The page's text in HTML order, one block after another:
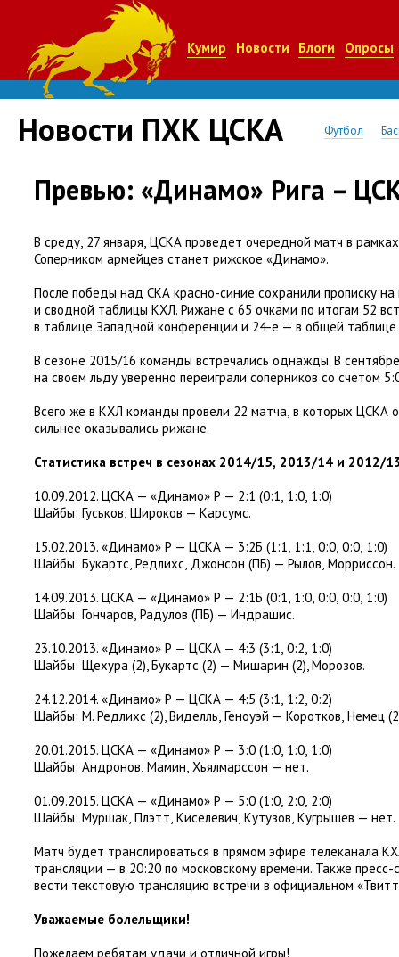
Кумир Новости Блоги Опросы
Новости ПХК ЦСКА Футбол
Превью: «Динамо» Рига –
В среду, 27 января, ЦСКА проведет очередной матч в
Соперником армейцев станет рижское «Динамо».
После победы над СКА красно-синие сохранили прописку
и сводной таблицы КХЛ. Рижане с 65 очками по итогам 52
в таблице Западной конференции и 24-е — в общей таблице
В сезоне 2015/16 команды встречались однажды. В
на своем льду уверенно переиграли соперников со счетом
Всего же в КХЛ команды провели 22 матча, в которых ЦСКА
сильнее оказывались рижане.
Статистика встреч в сезонах 2014/15, 2013/14 и 2012/
10.09.2012. ЦСКА — «Динамо» Р — 2:1 (0:1, 1:0, 1:0)
Шайбы: Гуськов, Широков — Карсумс.
15.02.2013. «Динамо» Р — ЦСКА — 3:2Б (1:1, 1:1, 0:0, 0:0, 1:0)
Шайбы: Букартс, Редлихс, Джонсон (ПБ) — Рылов, Морриссон.
14.09.2013. ЦСКА — «Динамо» Р — 2:1Б (0:1, 1:0, 0:0, 0:0, 1:0)
Шайбы: Гончаров, Радулов (ПБ) — Индрашис.
23.10.2013. «Динамо» Р — ЦСКА — 4:3 (3:1, 0:2, 1:0)
Шайбы: Щехура (2), Букартс (2) — Мишарин (2), Морозов.
24.12.2014. «Динамо» Р — ЦСКА — 4:5 (3:1, 1:2, 0:2)
Шайбы: М. Редлихс (2), Виделль, Геноуэй — Коротков, Немец (
20.01.2015. ЦСКА — «Динамо» Р — 3:0 (1:0, 1:0, 1:0)
Шайбы: Андронов, Мамин, Хьялмарссон — нет.
01.09.2015. ЦСКА — «Динамо» Р — 5:0 (1:0, 2:0, 2:0)
Шайбы: Муршак, Плэтт, Киселевич, Кутузов, Кугрышев — нет.
Матч будет транслироваться в прямом эфире телеканала
трансляции — в 20:20 по московскому времени. Также
вести текстовую трансляцию встречи в официальном «
Уважаемые болельщики!
Пожелаем ребятам удачи и отличной игры!